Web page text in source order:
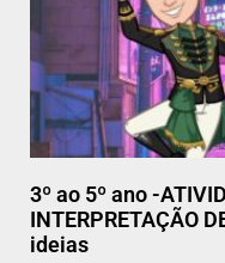
3º ao 5º ano -
INTERPRETAÇÃO
ideias